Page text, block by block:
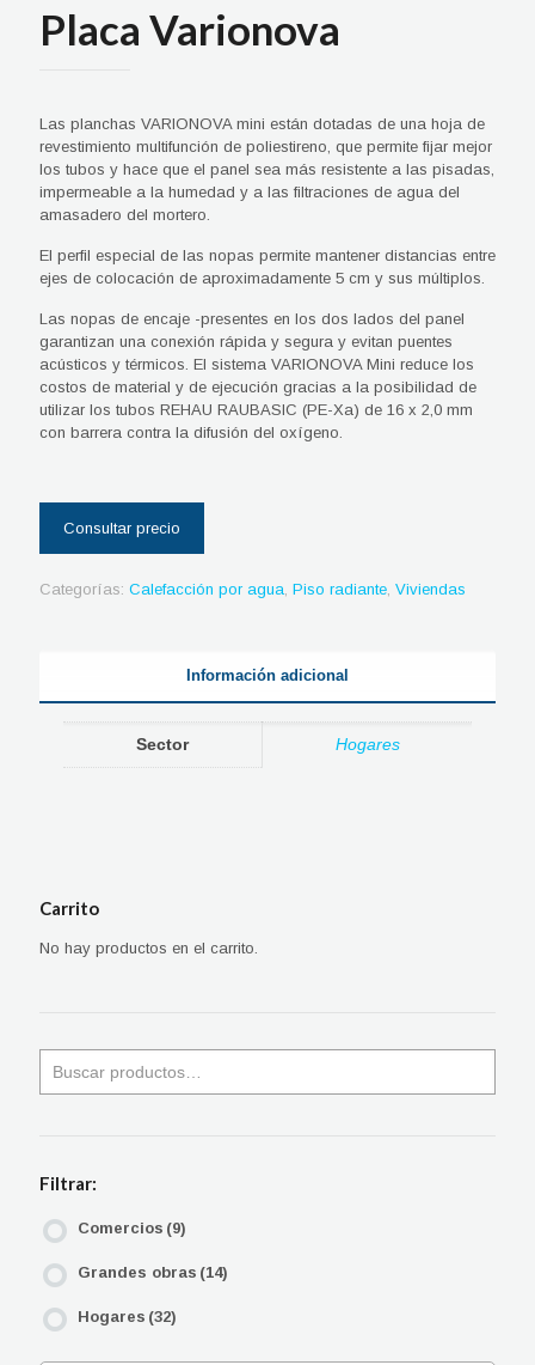
Placa Varionova
Las planchas VARIONOVA mini están dotadas de una hoja de
revestimiento multifunción de poliestireno, que permite fijar mejor
los tubos y hace que el panel sea más resistente a las pisadas,
impermeable a la humedad y a las filtraciones de agua del
amasadero del mortero.
El perfil especial de las nopas permite mantener distancias entre
ejes de colocación de aproximadamente 5 cm y sus múltiplos.
Las nopas de encaje -presentes en los dos lados del panel
garantizan una conexión rápida y segura y evitan puentes
acústicos y térmicos. El sistema VARIONOVA Mini reduce los
costos de material y de ejecución gracias a la posibilidad de
utilizar los tubos REHAU RAUBASIC (PE-Xa) de 16 x 2,0 mm
con barrera contra la difusión del oxígeno.
Categorías: Calefacción por agua Piso radiante Viviendas
Información adicional
Sector Hogares
Carrito
No hay productos en el carrito.
Filtrar:
Comercios (9)
Grandes obras (14)
Hogares (32)